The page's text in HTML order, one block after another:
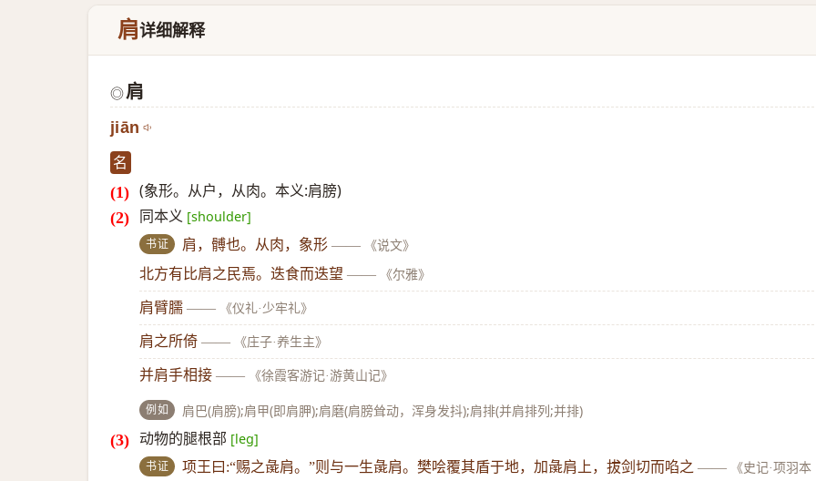
肩详细解释
◎肩
jiān
名
(象形。从户，从肉。本义:肩膀)
同本义 [shoulder]
书证 肩，髆也。从肉，象形 —— 《说文》
北方有比肩之民焉。迭食而迭望 —— 《尔雅》
肩臂臑 —— 《仪礼·少牢礼》
肩之所倚 —— 《庄子·养生主》
并肩手相接 —— 《徐霞客游记·游黄山记》
例如 肩巴(肩膀);肩甲(即肩胛);肩磨(肩膀耸动，浑身发抖);肩排(并肩排列;并排)
动物的腿根部 [leg]
书证 项王曰:“赐之彘肩。”则与一生彘肩。樊哙覆其盾于地，加彘肩上，拔剑切而啗之 ——
《史记·项羽本